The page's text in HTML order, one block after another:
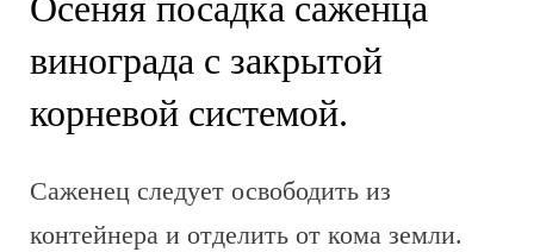
винограда с закрытой
корневой системой.
Саженец следует освободить из
контейнера и отделить от кома земли.